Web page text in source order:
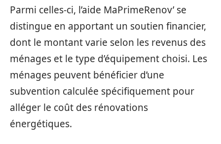
Parmi celles-ci, l’aide MaPrimeRenov’ se
distingue en apportant un soutien financier,
dont le montant varie selon les revenus des
ménages et le type d’équipement choisi. Les
ménages peuvent bénéficier d’une
subvention calculée spécifiquement pour
alléger le coût des rénovations
énergétiques.